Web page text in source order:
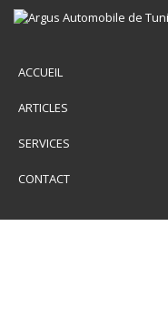
ACCUEIL
ARTICLES
SERVICES
CONTACT